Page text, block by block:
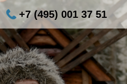
+7 (495) 001 37 51